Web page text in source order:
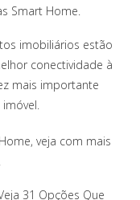
Smart Home.
imobiliários estão
conectividade à
mais importante
veja com mais
31 Opções Que